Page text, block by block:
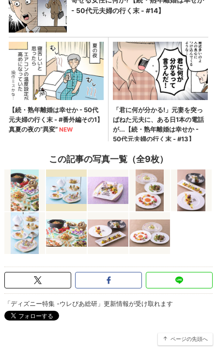
この記事の写真一覧（全9枚）
「ディズニー特集 -ウレぴあ総研」更新情報が受け取れます
ページの先頭へ